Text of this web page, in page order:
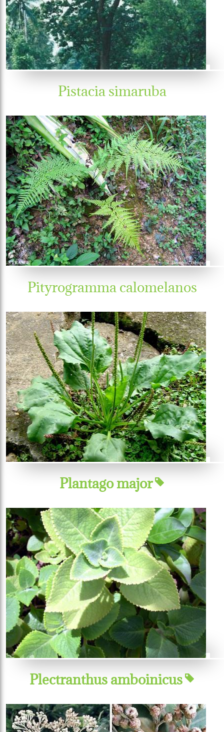
Pistacia simaruba
Pityrogramma calomelanos
Plantago major
Plectranthus amboinicus